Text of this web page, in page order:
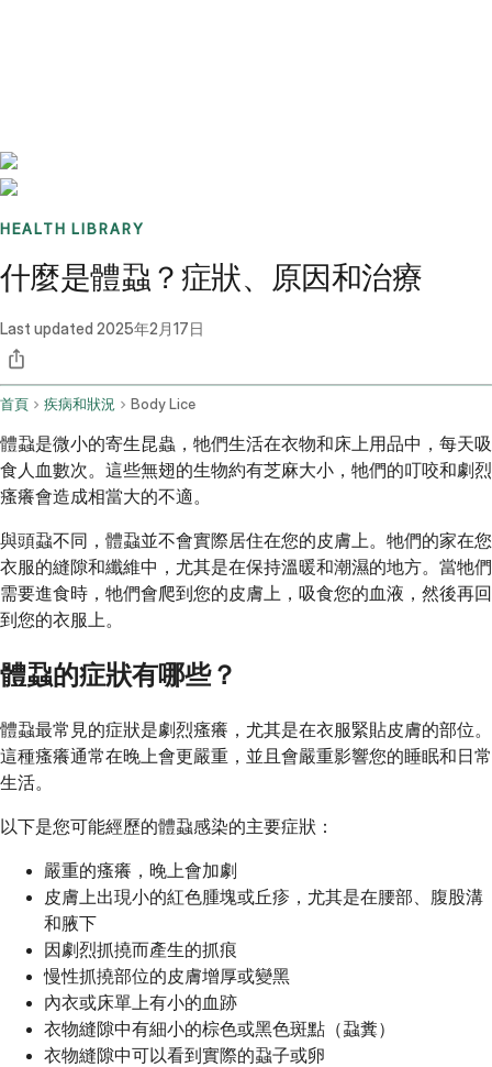
HEALTH LIBRARY
什麼是體蝨？症狀、原因和治療
Last updated 2025年2月17日
首頁 疾病和狀況 Body Lice
體蝨是微小的寄生昆蟲，牠們生活在衣物和床上用品中，每天吸
食人血數次。這些無翅的生物約有芝麻大小，牠們的叮咬和劇烈
瘙癢會造成相當大的不適。
與頭蝨不同，體蝨並不會實際居住在您的皮膚上。牠們的家在您
衣服的縫隙和纖維中，尤其是在保持溫暖和潮濕的地方。當牠們
需要進食時，牠們會爬到您的皮膚上，吸食您的血液，然後再回
到您的衣服上。
體蝨的症狀有哪些？
體蝨最常見的症狀是劇烈瘙癢，尤其是在衣服緊貼皮膚的部位。
這種瘙癢通常在晚上會更嚴重，並且會嚴重影響您的睡眠和日常
生活。
以下是您可能經歷的體蝨感染的主要症狀：
嚴重的瘙癢，晚上會加劇
皮膚上出現小的紅色腫塊或丘疹，尤其是在腰部、腹股溝
和腋下
因劇烈抓撓而產生的抓痕
慢性抓撓部位的皮膚增厚或變黑
內衣或床單上有小的血跡
衣物縫隙中有細小的棕色或黑色斑點（蝨糞）
衣物縫隙中可以看到實際的蝨子或卵